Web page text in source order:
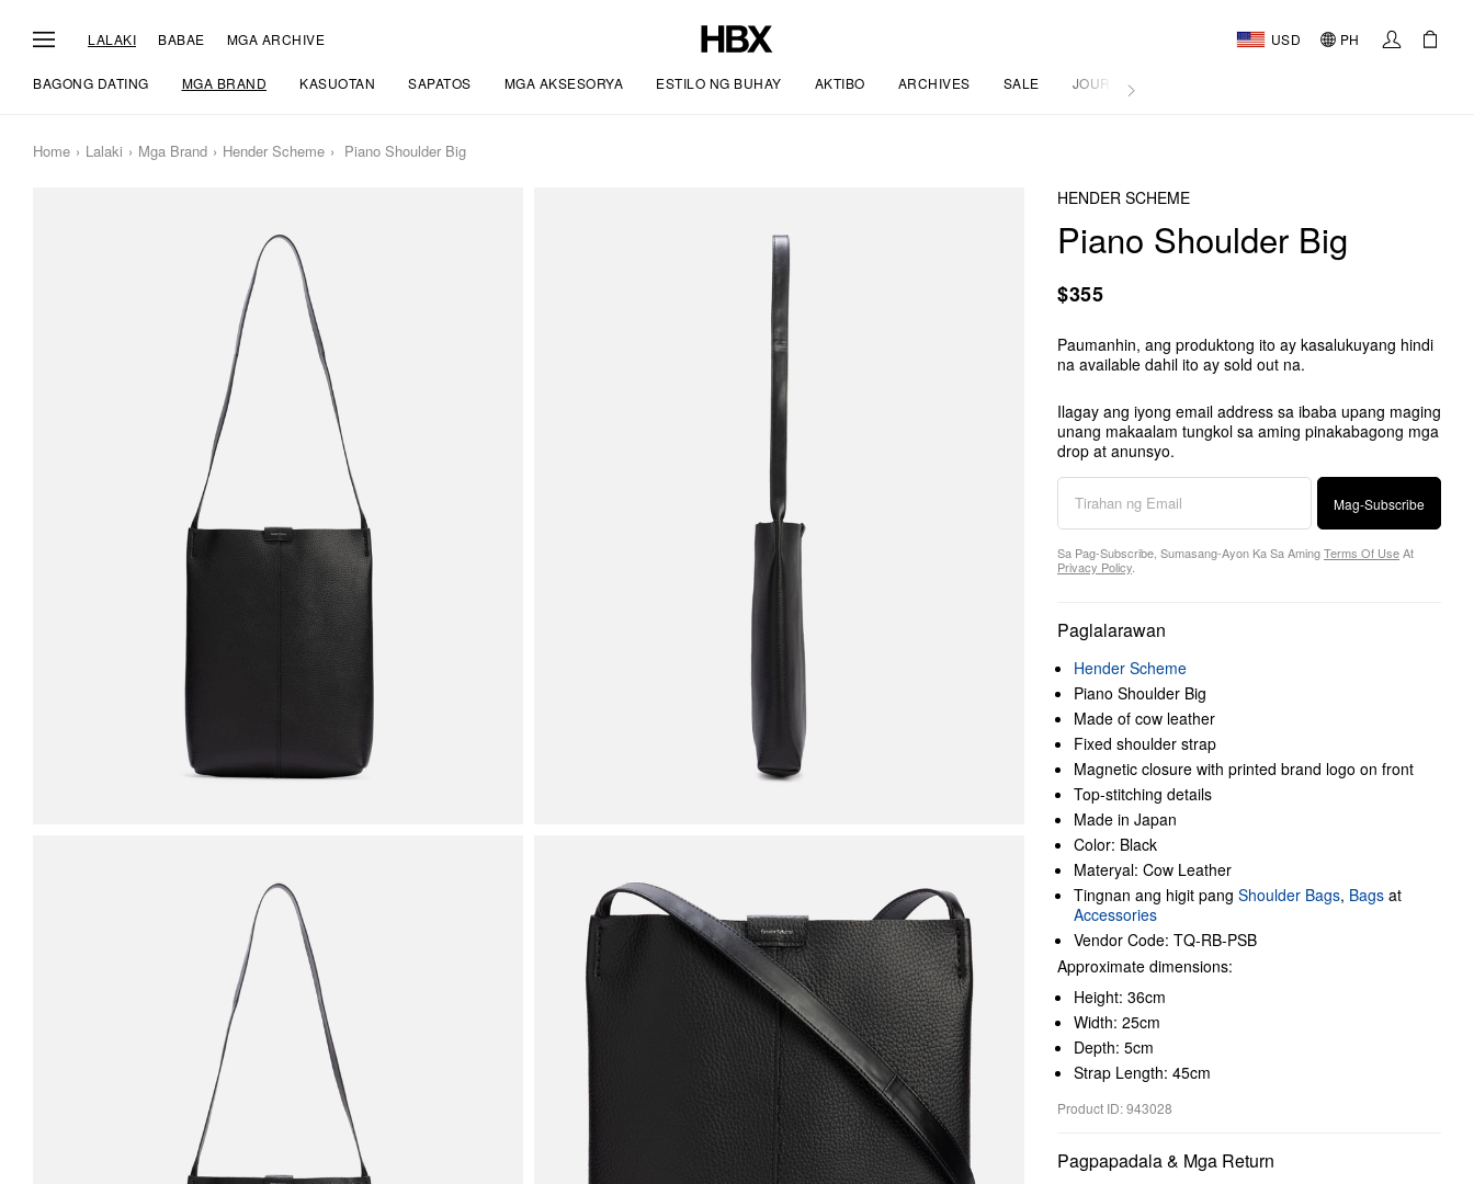
LALAKI BABAE MGA ARCHIVE USD PH
BAGONG DATING MGA BRAND KASUOTAN SAPATOS MGA AKSESORYA ESTILO NG BUHAY AKTIBO ARCHIVES SALE JOURNAL
Home Lalaki Mga Brand Hender Scheme Piano Shoulder Big
HENDER SCHEME
Piano Shoulder Big
$355
Paumanhin, ang produktong ito ay kasalukuyang hindi
na available dahil ito ay sold out na.
Ilagay ang iyong email address sa ibaba upang maging
unang makaalam tungkol sa aming pinakabagong mga
drop at anunsyo.
Mag-Subscribe
Sa Pag-Subscribe, Sumasang-Ayon Ka Sa AmingTerms Of UseAt
Privacy Policy
Paglalarawan
Hender Scheme
Piano Shoulder Big
Made of cow leather
Fixed shoulder strap
Magnetic closure with printed brand logo on front
Top-stitching details
Made in Japan
Color: Black
Materyal: Cow Leather
Tingnan ang higit pang Shoulder Bags, Bags at
Accessories
Vendor Code: TQ-RB-PSB
Approximate dimensions:
Height: 36cm
Width: 25cm
Depth: 5cm
Strap Length: 45cm
Product ID: 943028
Pagpapadala & Mga Return